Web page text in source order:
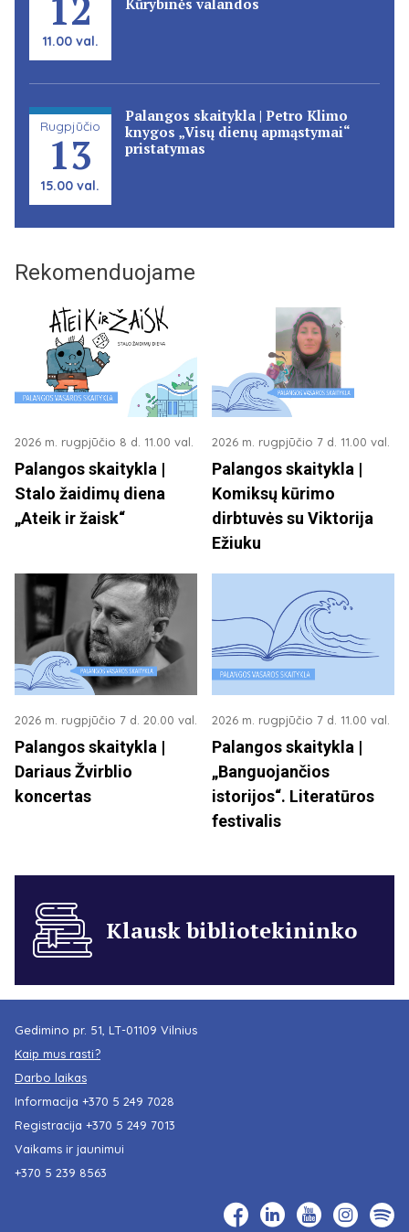
12
11.00 val.
Kūrybinės valandos
Rugpjūčio
13
15.00 val.
Palangos skaitykla | Petro Klimo
knygos „Visų dienų apmąstymai“
pristatymas
Rekomenduojame
2026 m. rugpjūčio 8 d. 11.00 val.
Palangos skaitykla |
Stalo žaidimų diena
„Ateik ir žaisk“
2026 m. rugpjūčio 7 d. 11.00 val.
Palangos skaitykla |
Komiksų kūrimo
dirbtuvės su Viktorija
Ežiuku
2026 m. rugpjūčio 7 d. 20.00 val.
Palangos skaitykla |
Dariaus Žvirblio
koncertas
2026 m. rugpjūčio 7 d. 11.00 val.
Palangos skaitykla |
„Banguojančios
istorijos“. Literatūros
festivalis
Klausk bibliotekininko
Gedimino pr. 51, LT-01109 Vilnius
Kaip mus rasti?
Darbo laikas
Informacija +370 5 249 7028
Registracija +370 5 249 7013
Vaikams ir jaunimui
+370 5 239 8563